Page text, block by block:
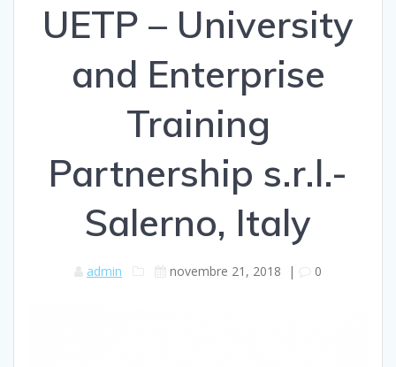
UETP – University
and Enterprise
Training
Partnership s.r.l.-
Salerno, Italy
admin novembre 21, 2018 | 0